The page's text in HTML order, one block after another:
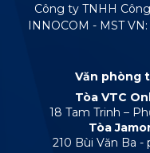
Công ty TNHH
INNOCOM - MST
Văn phòng
Tòa VTC
18 Tam Trinh –
Tòa
210 Bùi Văn Ba -